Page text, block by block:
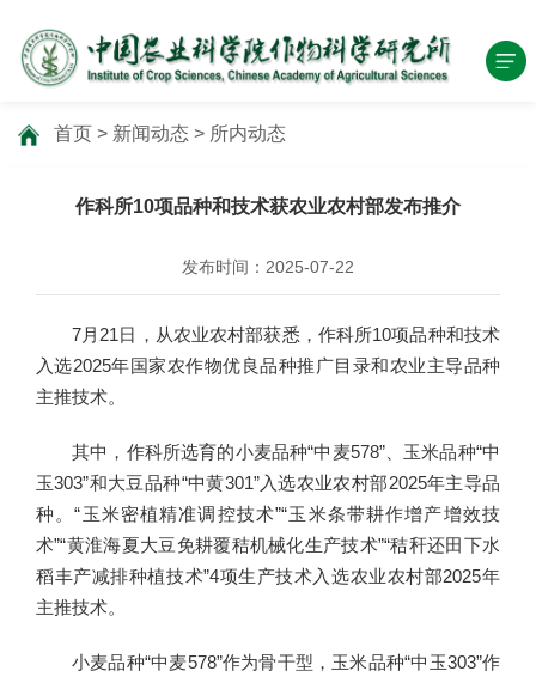
首页 > 新闻动态 > 所内动态
作科所10项品种和技术获农业农村部发布推介
发布时间：2025-07-22
7月21日，从农业农村部获悉，作科所10项品种和技术
入选2025年国家农作物优良品种推广目录和农业主导品种
主推技术。
其中，作科所选育的小麦品种“中麦578”、玉米品种“中
玉303”和大豆品种“中黄301”入选农业农村部2025年主导品
种。“玉米密植精准调控技术”“玉米条带耕作增产增效技
术”“黄淮海夏大豆免耕覆秸机械化生产技术”“秸秆还田下水
稻丰产减排种植技术”4项生产技术入选农业农村部2025年
主推技术。
小麦品种“中麦578”作为骨干型，玉米品种“中玉303”作